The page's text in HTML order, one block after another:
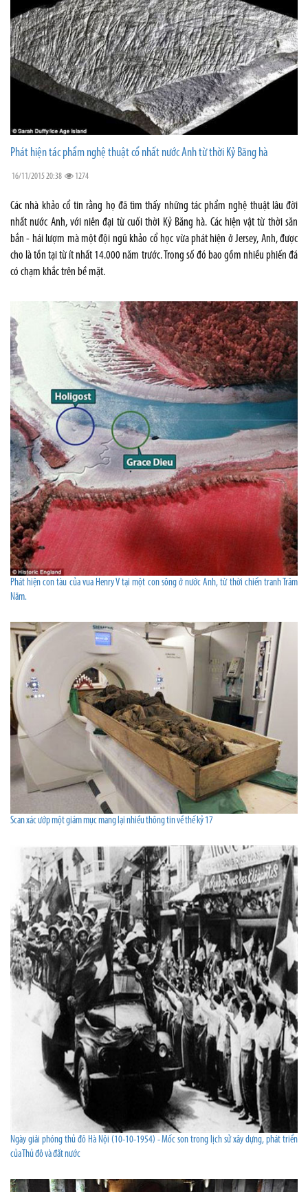
Phát hiện tác phẩm nghệ thuật cổ nhất nước Anh từ thời Kỷ Băng hà
16/11/2015 20:38 1274
Các nhà khảo cổ tin rằng họ đã tìm thấy những tác phẩm nghệ thuật lâu đời
nhất nước Anh, với niên đại từ cuối thời Kỷ Băng hà. Các hiện vật từ thời săn
bắn - hái lượm mà một đội ngũ khảo cổ học vừa phát hiện ở Jersey, Anh, được
cho là tồn tại từ ít nhất 14.000 năm trước. Trong số đó bao gồm nhiều phiến đá
có chạm khắc trên bề mặt.
Phát hiện con tàu của vua Henry V tại một con sông ở nước Anh, từ thời chiến tranh Trăm
Năm.
Scan xác ướp một giám mục mang lại nhiều thông tin về thế kỷ 17
Ngày giải phóng thủ đô Hà Nội (10-10-1954) - Mốc son trong lịch sử xây dựng, phát triển
của Thủ đô và đất nước